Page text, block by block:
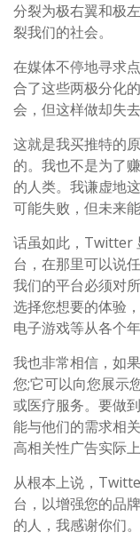
分裂为极右翼和极
裂我们的社会。
在媒体不停地寻求
合了这些两极分化
会，但这样做却失
这就是我买推特的
的。我也不是为了
的人类。我谦虚地
可能失败，但未来
话虽如此，Twitter
台，在那里可以说
我们的平台必须对
选择您想要的体验
电子游戏等从各个
我也非常相信，如
您;它可以向您展示
或医疗服务。要做
能与他们的需求相
高相关性广告实际
从根本上说，
台，以增强您的品
的人，我感谢你们